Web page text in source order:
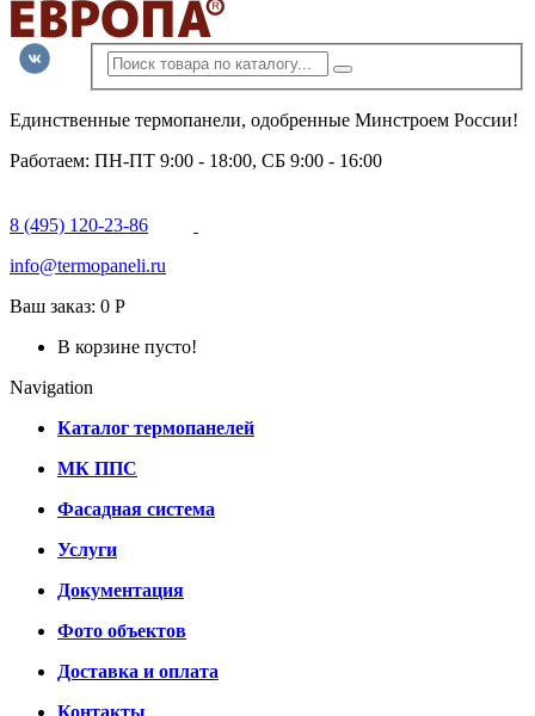
Единственные термопанели, одобренные Минстроем России!
Работаем: ПН-ПТ 9:00 - 18:00, СБ 9:00 - 16:00
8 (495) 120-23-86
info@termopaneli.ru
Ваш заказ: 0 Р
В корзине пусто!
Navigation
Каталог термопанелей
МК ППС
Фасадная система
Услуги
Документация
Фото объектов
Доставка и оплата